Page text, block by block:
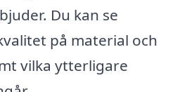
Du kan se
på material och
vilka ytterligare